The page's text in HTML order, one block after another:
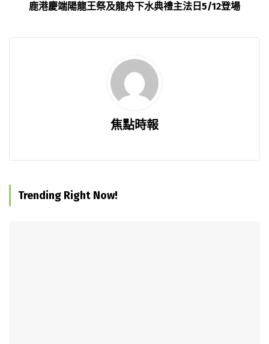
鹿港慶端陽龍王祭及龍舟下水典禮主法日5/12登場
焦點時報
Trending Right Now!